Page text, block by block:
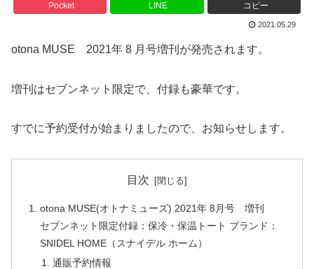
Pocket LINE コピー
2021.05.29
otona MUSE 2021年 8 月号増刊が発売されます。
増刊はセブンネット限定で、付録も豪華です。
すでに予約受付が始まりましたので、お知らせします。
目次
otona MUSE(オトナミューズ) 2021年 8月号 増刊
セブンネット限定付録：保冷・保温トート ブランド：
SNIDEL HOME（スナイデル ホーム）
通販予約情報